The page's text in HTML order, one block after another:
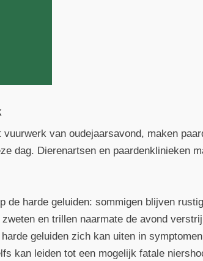
van oudejaarsavond, maken
dag. Dierenartsen en paardenklinieken
de harde geluiden: sommigen blijven
en trillen naarmate de avond
geluiden zich kan uiten in
kan leiden tot een mogelijk fatale